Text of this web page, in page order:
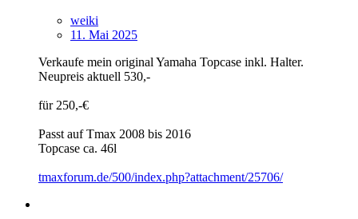
weiki
11. Mai 2025
Verkaufe mein original Yamaha Topcase inkl. Halter.
Neupreis aktuell 530,-
für 250,-€
Passt auf Tmax 2008 bis 2016
Topcase ca. 46l
tmaxforum.de/500/index.php?attachment/25706/